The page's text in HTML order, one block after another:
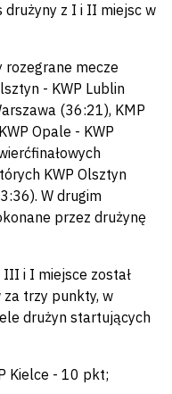
drużyny z I i II miejsc w
rozegrane mecze
- KWP Lublin
(36:21), KMP
Opale - KWP
KWP Olsztyn
W drugim
przez drużynę
i I miejsce został
trzy punkty, w
drużyn startujących
Kielce - 10 pkt;